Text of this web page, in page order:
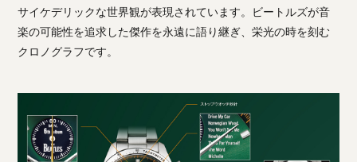
サイケデリックな世界観が表現されています。ビートルズが音
楽の可能性を追求した傑作を永遠に語り継ぎ、栄光の時を刻む
クロノグラフです。